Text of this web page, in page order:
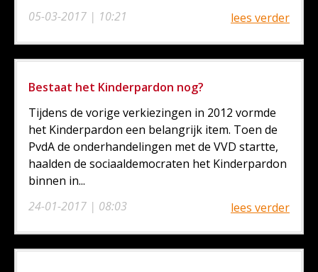
05-03-2017 | 10:21
lees verder
Bestaat het Kinderpardon nog?
24-01-2017 | 08:03
Tijdens de vorige verkiezingen in 2012 vormde
het Kinderpardon een belangrijk item. Toen de
PvdA de onderhandelingen met de VVD startte,
haalden de sociaaldemocraten het Kinderpardon
binnen in...
lees verder